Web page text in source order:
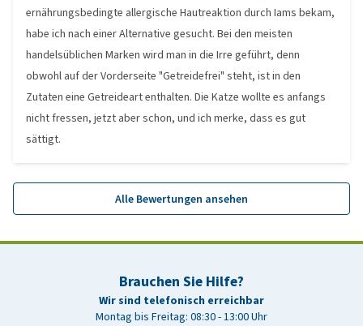
ernährungsbedingte allergische Hautreaktion durch Iams bekam,
habe ich nach einer Alternative gesucht. Bei den meisten
handelsüblichen Marken wird man in die Irre geführt, denn
obwohl auf der Vorderseite "Getreidefrei" steht, ist in den
Zutaten eine Getreideart enthalten. Die Katze wollte es anfangs
nicht fressen, jetzt aber schon, und ich merke, dass es gut
sättigt.
Alle Bewertungen ansehen
Brauchen Sie Hilfe?
Wir sind telefonisch erreichbar
Montag bis Freitag: 08:30 - 13:00 Uhr